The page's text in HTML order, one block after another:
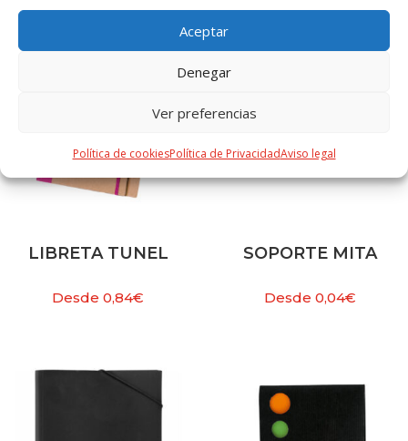
Aceptar
Denegar
Ver preferencias
Política de cookiesPolítica de PrivacidadAviso legal
LIBRETA TUNEL
Desde0,84€
SOPORTE MITA
Desde 0,04€